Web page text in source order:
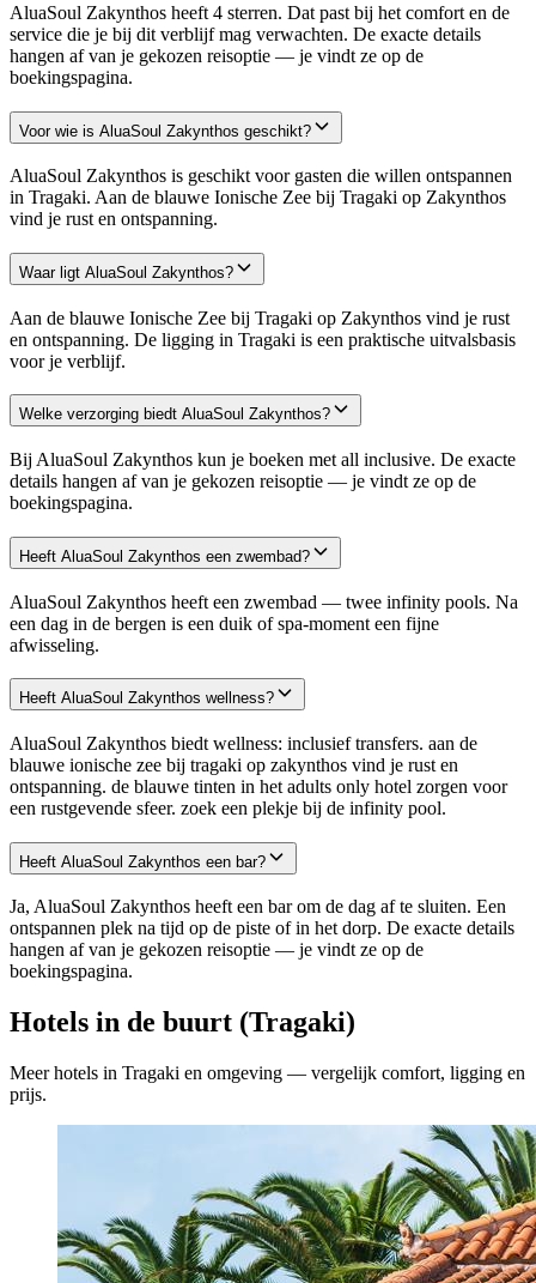
AluaSoul Zakynthos heeft 4 sterren. Dat past bij het comfort en de
service die je bij dit verblijf mag verwachten. De exacte details
hangen af van je gekozen reisoptie — je vindt ze op de
boekingspagina.
Voor wie is AluaSoul Zakynthos geschikt?
AluaSoul Zakynthos is geschikt voor gasten die willen ontspannen
in Tragaki. Aan de blauwe Ionische Zee bij Tragaki op Zakynthos
vind je rust en ontspanning.
Waar ligt AluaSoul Zakynthos?
Aan de blauwe Ionische Zee bij Tragaki op Zakynthos vind je rust
en ontspanning. De ligging in Tragaki is een praktische uitvalsbasis
voor je verblijf.
Welke verzorging biedt AluaSoul Zakynthos?
Bij AluaSoul Zakynthos kun je boeken met all inclusive. De exacte
details hangen af van je gekozen reisoptie — je vindt ze op de
boekingspagina.
Heeft AluaSoul Zakynthos een zwembad?
AluaSoul Zakynthos heeft een zwembad — twee infinity pools. Na
een dag in de bergen is een duik of spa-moment een fijne
afwisseling.
Heeft AluaSoul Zakynthos wellness?
AluaSoul Zakynthos biedt wellness: inclusief transfers. aan de
blauwe ionische zee bij tragaki op zakynthos vind je rust en
ontspanning. de blauwe tinten in het adults only hotel zorgen voor
een rustgevende sfeer. zoek een plekje bij de infinity pool.
Heeft AluaSoul Zakynthos een bar?
Ja, AluaSoul Zakynthos heeft een bar om de dag af te sluiten. Een
ontspannen plek na tijd op de piste of in het dorp. De exacte details
hangen af van je gekozen reisoptie — je vindt ze op de
boekingspagina.
Hotels in de buurt (Tragaki)
Meer hotels in Tragaki en omgeving — vergelijk comfort, ligging en
prijs.